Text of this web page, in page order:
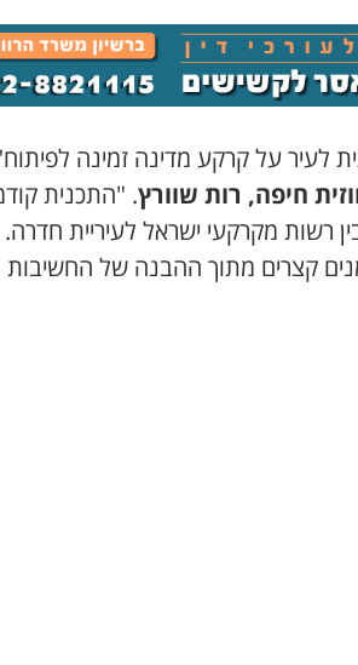
לעיר על קרקע מדינה זמינה
חיפה, רות שוורץ. "התכנית
רשות מקרקעי ישראל לעיריית חדרה.
קצרים מתוך ההבנה של החשיבות